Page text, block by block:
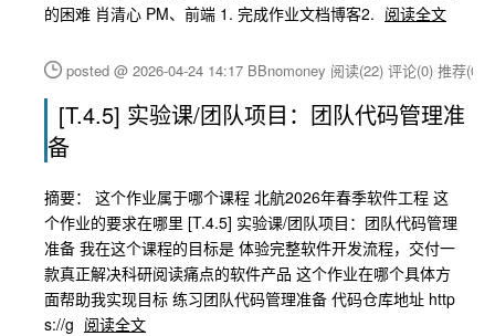
的困难 肖清心 PM、前端 1. 完成作业文档博客2. 阅读全文
posted @ 2026-04-24 14:17 BBnomoney 阅读(22) 评论(0) 推荐(0)
[T.4.5] 实验课/团队项目：团队代码管理准
备
摘要： 这个作业属于哪个课程 北航2026年春季软件工程 这
个作业的要求在哪里 [T.4.5] 实验课/团队项目：团队代码管理
准备 我在这个课程的目标是 体验完整软件开发流程，交付一
款真正解决科研阅读痛点的软件产品 这个作业在哪个具体方
面帮助我实现目标 练习团队代码管理准备 代码仓库地址 http
s://g 阅读全文